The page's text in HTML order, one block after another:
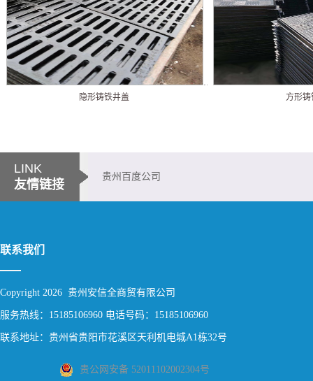
隐形铸铁井盖 方形铸
LINK
友情链接
贵州百度公司
联系我们
Copyright 2026 贵州安信全商贸有限公司
服务热线：15185106960 电话号码：15185106960
联系地址：贵州省贵阳市花溪区天利机电城A1栋32号
贵公网安备 52011102002304号